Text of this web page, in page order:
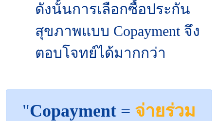
ดังนั้นการเลือกซื้อประกัน
สุขภาพแบบ Copayment จึง
ตอบโจทย์ได้มากกว่า
"Copayment = จ่ายร่วม